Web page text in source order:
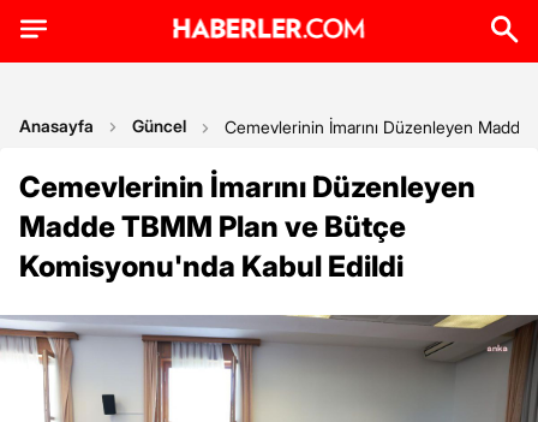
Anasayfa Güncel Cemevlerinin İmarını Düzenleyen
Cemevlerinin İmarını Düzenleyen
Madde TBMM Plan ve Bütçe
Komisyonu'nda Kabul Edildi